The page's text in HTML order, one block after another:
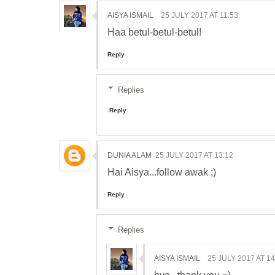
AISYA ISMAIL 25 JULY 2017 AT 11:53
Haa betul-betul-betul!
Reply
Replies
Reply
DUNIA ALAM 25 JULY 2017 AT 13:12
Hai Aisya...follow awak ;)
Reply
Replies
AISYA ISMAIL 25 JULY 2017 AT